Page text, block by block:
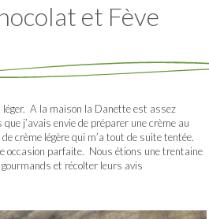
et Fève
A la maison la Danette est assez
j’avais envie de préparer une crème au
crème légère qui m’a tout de suite tentée.
occasion parfaite. Nous étions une trentaine
et récolter leurs avis